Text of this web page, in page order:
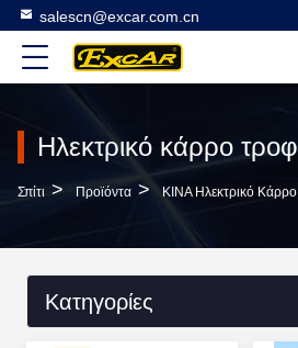
salescn@excar.com.cn
Ηλεκτρικό κάρρο
Σπίτι > Προϊόντα > ΚΙΝΑ Ηλεκτρικό
Κατηγορίες